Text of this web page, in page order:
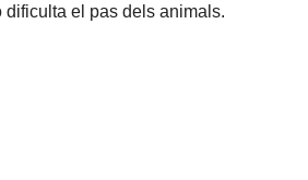
dificulta el pas dels animals.